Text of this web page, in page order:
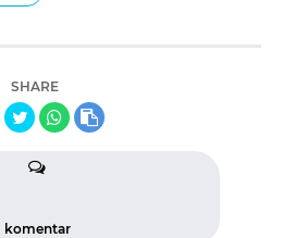
SHARE
komentar